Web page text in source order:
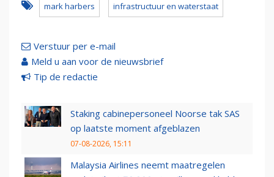
mark harbers infrastructuur en waterstaat
Verstuur per e-mail
Meld u aan voor de nieuwsbrief
Tip de redactie
Staking cabinepersoneel Noorse tak SAS
op laatste moment afgeblazen
07-08-2026, 15:11
Malaysia Airlines neemt maatregelen